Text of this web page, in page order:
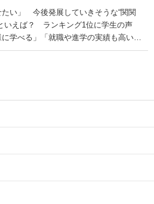
たい」 今後発展していきそうな“関関
いえば？ ランキング1位に学生の声
に学べる」「就職や進学の実績も高い」